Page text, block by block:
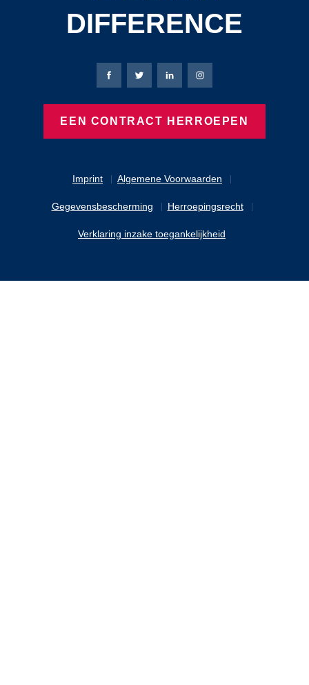
DIFFERENCE
Imprint Algemene Voorwaarden
Gegevensbescherming Herroepingsrecht
Verklaring inzake toegankelijkheid
Bierbaum-Proenen Facebook-pagina
Bierbaum-Proenen X-pagina
Bierbaum-Proenen
Bierbaum-Proenen
EEN CONTRACT HERROEPEN